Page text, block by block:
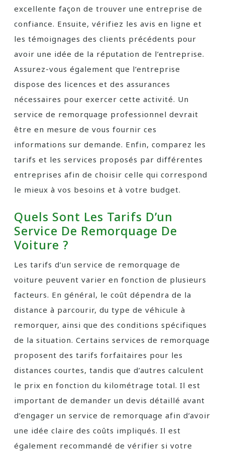
excellente façon de trouver une entreprise de
confiance. Ensuite, vérifiez les avis en ligne et
les témoignages des clients précédents pour
avoir une idée de la réputation de l’entreprise.
Assurez-vous également que l’entreprise
dispose des licences et des assurances
nécessaires pour exercer cette activité. Un
service de remorquage professionnel devrait
être en mesure de vous fournir ces
informations sur demande. Enfin, comparez les
tarifs et les services proposés par différentes
entreprises afin de choisir celle qui correspond
le mieux à vos besoins et à votre budget.
Quels Sont Les Tarifs D’un
Service De Remorquage De
Voiture ?
Les tarifs d’un service de remorquage de
voiture peuvent varier en fonction de plusieurs
facteurs. En général, le coût dépendra de la
distance à parcourir, du type de véhicule à
remorquer, ainsi que des conditions spécifiques
de la situation. Certains services de remorquage
proposent des tarifs forfaitaires pour les
distances courtes, tandis que d’autres calculent
le prix en fonction du kilométrage total. Il est
important de demander un devis détaillé avant
d’engager un service de remorquage afin d’avoir
une idée claire des coûts impliqués. Il est
également recommandé de vérifier si votre